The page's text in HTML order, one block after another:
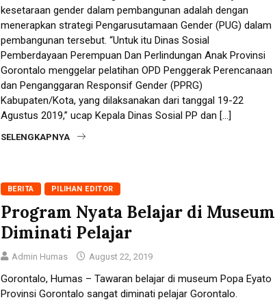
kesetaraan gender dalam pembangunan adalah dengan
menerapkan strategi Pengarusutamaan Gender (PUG) dalam
pembangunan tersebut. “Untuk itu Dinas Sosial
Pemberdayaan Perempuan Dan Perlindungan Anak Provinsi
Gorontalo menggelar pelatihan OPD Penggerak Perencanaan
dan Penganggaran Responsif Gender (PPRG)
Kabupaten/Kota, yang dilaksanakan dari tanggal 19-22
Agustus 2019,” ucap Kepala Dinas Sosial PP dan […]
SELENGKAPNYA
BERITA PILIHAN EDITOR
Program Nyata Belajar di Museum
Diminati Pelajar
Admin Humas August 22, 2019
Gorontalo, Humas – Tawaran belajar di museum Popa Eyato
Provinsi Gorontalo sangat diminati pelajar Gorontalo.